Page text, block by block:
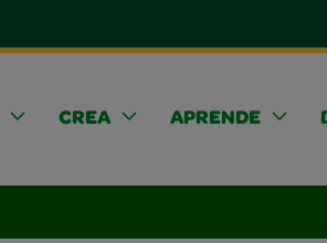
CREA APRENDE